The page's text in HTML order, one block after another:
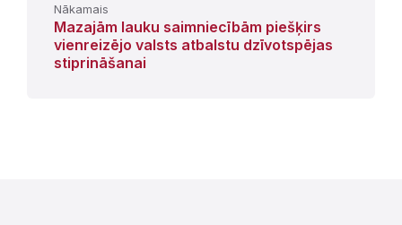
Nākamais
Mazajām lauku saimniecībām piešķirs
vienreizējo valsts atbalstu dzīvotspējas
stiprināšanai